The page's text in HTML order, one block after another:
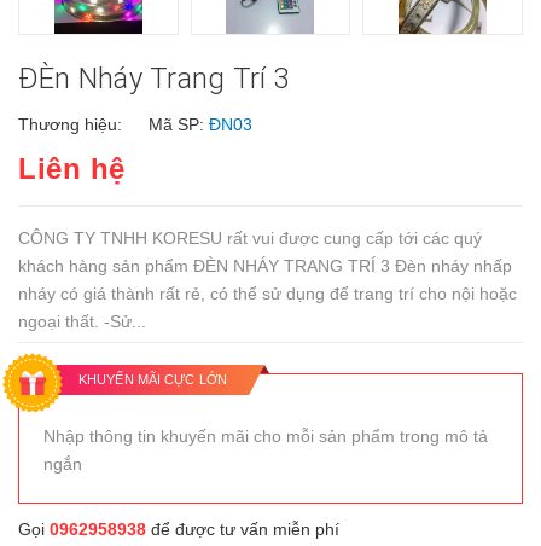
ĐÈn Nháy Trang Trí 3
Thương hiệu: Mã SP: ĐN03
Liên hệ
CÔNG TY TNHH KORESU rất vui được cung cấp tới các quý
khách hàng sản phẩm ĐÈN NHÁY TRANG TRÍ 3 Đèn nháy nhấp
nháy có giá thành rất rẻ, có thể sử dụng để trang trí cho nội hoặc
ngoại thất. -Sử...
KHUYẾN MÃI CỰC LỚN
Nhập thông tin khuyến mãi cho mỗi sản phẩm trong mô tả
ngắn
Gọi 0962958938 để được tư vấn miễn phí